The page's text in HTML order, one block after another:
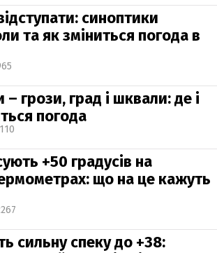
синоптики
та як зміниться погода в
– грози, град і шквали: де і
погода
+50 градусів на
що на це кажуть
сильну спеку до +38: